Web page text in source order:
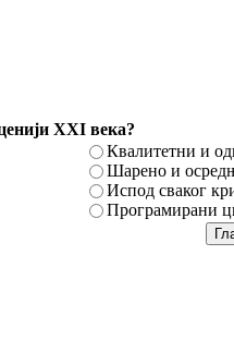
XXI века?
Квалитетни и
Шарено и
Испод сваког
Програмирани